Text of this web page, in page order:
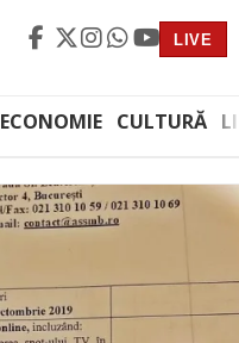
LIVE
ECONOMIE CULTURĂ